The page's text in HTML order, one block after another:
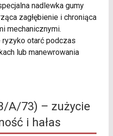
nadlewka gumy
zagłębienie i chroniąca
mechanicznymi.
otarć podczas
lub manewrowania
A/73) – zużycie
i hałas